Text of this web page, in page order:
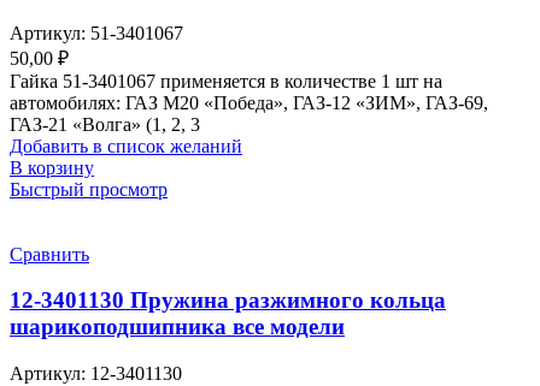
Артикул: 51-3401067
50,00 ₽
Гайка 51-3401067 применяется в количестве 1 шт на
автомобилях: ГАЗ М20 «Победа», ГАЗ-12 «ЗИМ», ГАЗ-69,
ГАЗ-21 «Волга» (1, 2, 3
Добавить в список желаний
В корзину
Быстрый просмотр
Сравнить
12-3401130 Пружина разжимного кольца
шарикоподшипника все модели
Артикул: 12-3401130